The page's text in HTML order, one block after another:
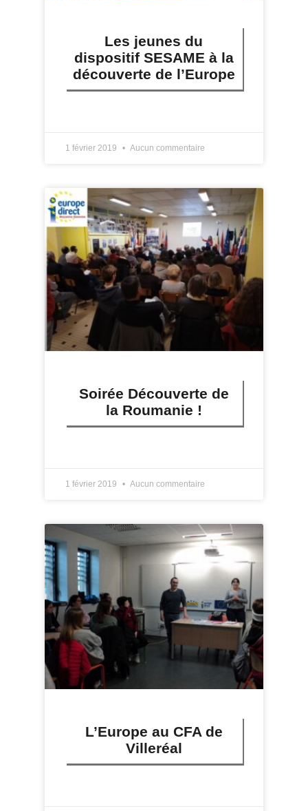
Les jeunes du
dispositif SESAME à la
découverte de l’Europe
1 février 2019 Aucun commentaire
Soirée Découverte de
la Roumanie !
1 février 2019 Aucun commentaire
L’Europe au CFA de
Villeréal